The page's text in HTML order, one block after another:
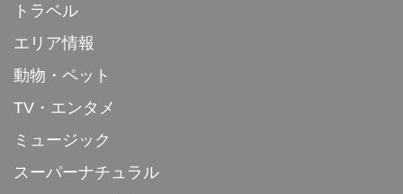
トラベル
エリア情報
動物・ペット
TV・エンタメ
ミュージック
スーパーナチュラル